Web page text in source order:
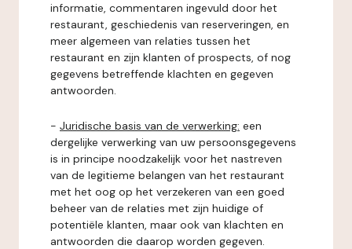
informatie, commentaren ingevuld door het
restaurant, geschiedenis van reserveringen, en
meer algemeen van relaties tussen het
restaurant en zijn klanten of prospects, of nog
gegevens betreffende klachten en gegeven
antwoorden.
- Juridische basis van de verwerking: een
dergelijke verwerking van uw persoonsgegevens
is in principe noodzakelijk voor het nastreven
van de legitieme belangen van het restaurant
met het oog op het verzekeren van een goed
beheer van de relaties met zijn huidige of
potentiële klanten, maar ook van klachten en
antwoorden die daarop worden gegeven.